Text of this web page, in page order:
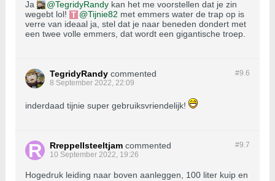
Ja TegridyRandy kan het me voorstellen dat je zin
wegebt lol!
Tijnie82 met emmers water de trap op is
verre van ideaal ja, stel dat je naar beneden dondert met
een twee volle emmers, dat wordt een gigantische troep.
#9.6
TegridyRandy commented
8 September 2022, 22:09
inderdaad tijnie super gebruiksvriendelijk!
#9.7
Rreppellsteeltjam commented
10 September 2022, 19:26
Hogedruk leiding naar boven aanleggen, 100 liter kuip en